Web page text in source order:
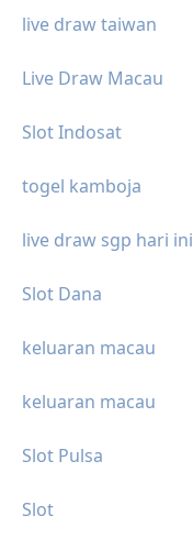
live draw taiwan
Live Draw Macau
Slot Indosat
togel kamboja
live draw sgp hari ini
Slot Dana
keluaran macau
keluaran macau
Slot Pulsa
Slot